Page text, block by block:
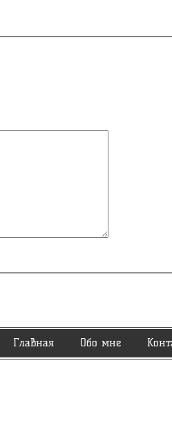
Главная Обо мне